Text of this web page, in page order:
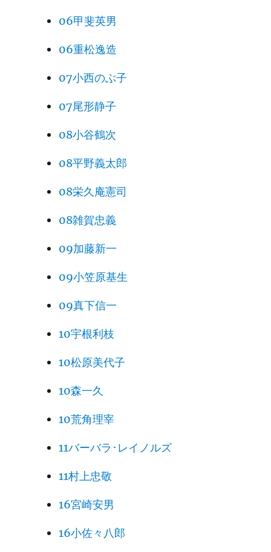
06甲斐英男
06重松逸造
07小西のぶ子
07尾形静子
08小谷鶴次
08平野義太郎
08栄久庵憲司
08雑賀忠義
09加藤新一
09小笠原基生
09真下信一
10宇根利枝
10松原美代子
10森一久
10荒角理宰
11バーバラ･レイノルズ
11村上忠敬
16宮崎安男
16小佐々八郎